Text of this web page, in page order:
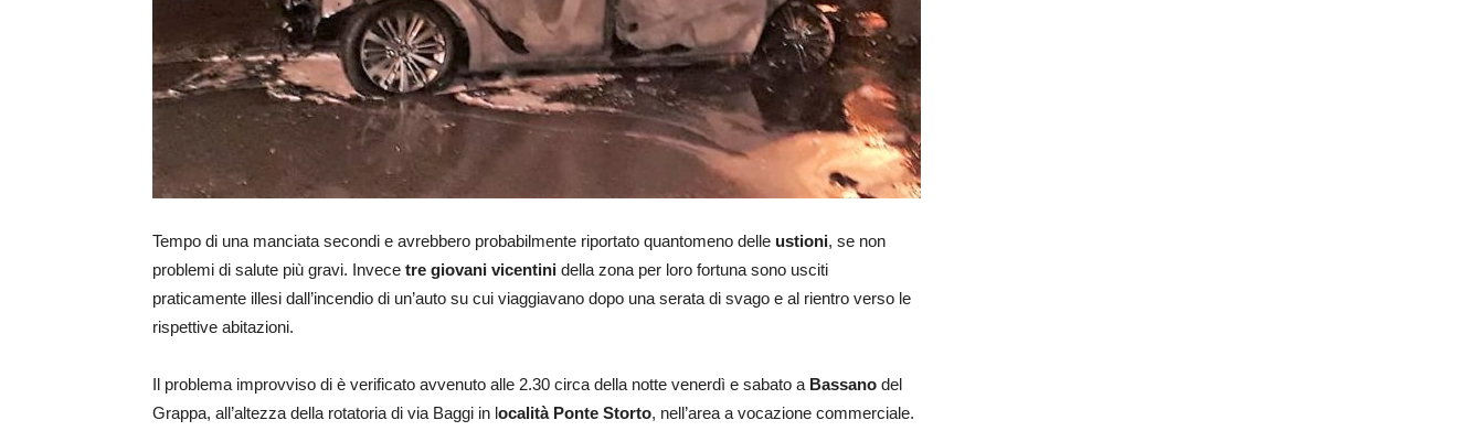
Tempo di una manciata secondi e avrebbero probabilmente riportato quantomeno delle ustioni, se non
problemi di salute più gravi. Invece tre giovani vicentini della zona per loro fortuna sono usciti
praticamente illesi dall’incendio di un’auto su cui viaggiavano dopo una serata di svago e al rientro verso le
rispettive abitazioni.
Il problema improvviso di è verificato avvenuto alle 2.30 circa della notte venerdì e sabato a Bassano del
Grappa, all’altezza della rotatoria di via Baggi in località Ponte Storto, nell’area a vocazione commerciale.